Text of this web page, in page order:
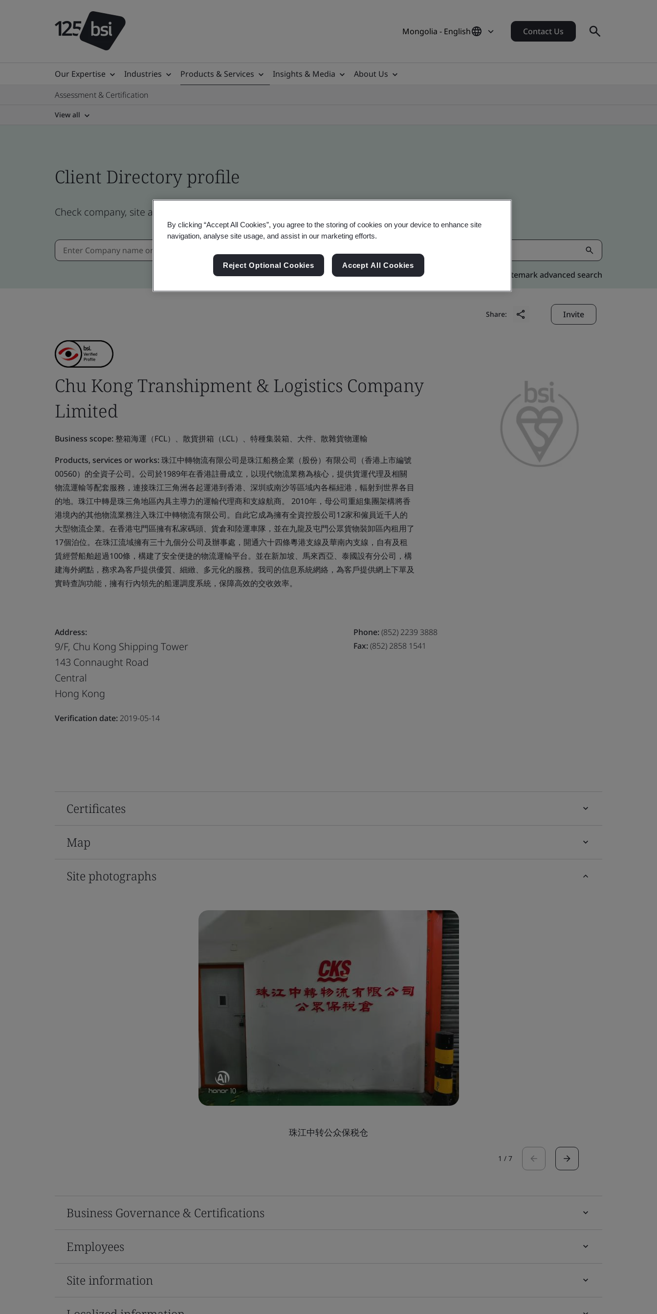
Mongolia - English Contact Us
Our Expertise Industries Products & Services Insights & Media
About Us
Assessment & Certification
View all
Client Directory profile
Check company, site and product certificates - Validation and Verification
Kitemark advanced search
Share: Invite
Chu Kong Transhipment & Logistics Company
Limited
Business scope:整箱海運（FCL）、散貨拼箱（LCL）、特種集裝箱、大件、散雜貨物運輸
Products, services or works:珠江中轉物流有限公司是珠江船務企業（股份）有限公司（香港上市編號
00560）的全資子公司。公司於1989年在香港註冊成立，以現代物流業務為核心，提供貨運代理及相關
物流運輸等配套服務，連接珠江三角洲各起運港到香港、深圳或南沙等區域內各樞紐港，輻射到世界各目
的地。珠江中轉是珠三角地區內具主導力的運輸代理商和支線航商。 2010年，母公司重組集團架構將香
港境內的其他物流業務注入珠江中轉物流有限公司。自此它成為擁有全資控股公司12家和僱員近千人的
大型物流企業。在香港屯門區擁有私家碼頭、貨倉和陸運車隊，並在九龍及屯門公眾貨物裝卸區內租用了
17個泊位。在珠江流域擁有三十九個分公司及辦事處，開通六十四條粵港支線及華南內支線，自有及租
賃經營船舶超過100條，構建了安全便捷的物流運輸平台。並在新加坡、馬來西亞、泰國設有分公司，構
建海外網點，務求為客戶提供優質、細緻、多元化的服務。我司的信息系統網絡，為客戶提供網上下單及
實時查詢功能，擁有行內領先的船運調度系統，保障高效的交收效率。
Address:
9/F, Chu Kong Shipping Tower
143 Connaught Road
Central
Hong Kong
Verification date: 2019-05-14
Phone:(852) 2239 3888
Fax:(852) 2858 1541
Certificates
Map
Site photographs
珠江中转公众保税仓
1 / 7
Business Governance & Certifications
Employees
Site information
By clicking “Accept All Cookies”, you agree to the storing of cookies on your device to enhance site
navigation, analyse site usage, and assist in our marketing efforts.
Reject Optional Cookies Accept All Cookies